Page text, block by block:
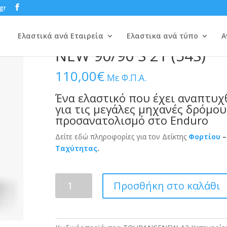
Ελαστικά ανά Εταιρεία Ελαστικα ανά τύπο
ALLROAD
METZELER TOURANCE
NEW 90/90 S 21 (54S)
110,00€ Με Φ.Π.Α.
Ένα ελαστικό που έχει
για τις μεγάλες μηχανές
προσανατολισμό στο Enduro
Δείτε εδώ πληροφορίες για τον Δείκτης Φορτίου –
Ταχύτητας.
TOURANCE
Προσθήκη στο καλάθι